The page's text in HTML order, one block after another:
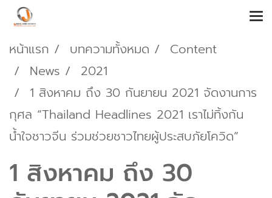
หน้าแรก บทความทั้งหมด
Content
News
2021
1 สิงหาคม ถึง 30 กันยายน 2021 จัดงานการ
กุศล “Thailand Headlines 2021 เราไม่ทิ้งกัน
น้ำใจชาวจีน ร่วมช่วยชาวไทยผู้ประสบภัยโควิด”
1 สิงหาคม ถึง 30